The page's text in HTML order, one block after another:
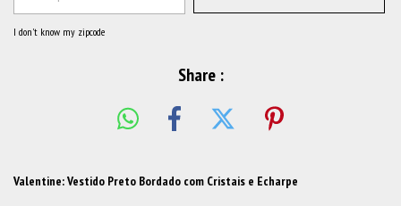
I don't know my zipcode
Share :
Valentine: Vestido Preto Bordado com Cristais e Echarpe